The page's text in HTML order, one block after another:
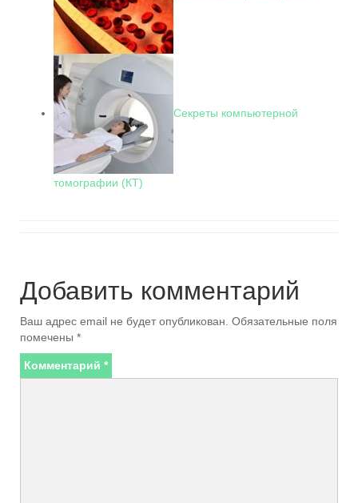
Секреты компьютерной
томографии (КТ)
Добавить комментарий
Ваш адрес email не будет опубликован. Обязательные поля
помечены *
Комментарий *